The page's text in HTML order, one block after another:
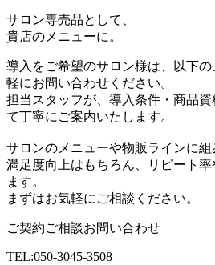
サロン専売品として、
貴店のメニューに。
導入をご希望のサロン様は、以下
軽にお問い合わせください。
担当スタッフが、導入条件・商品
て丁寧にご案内いたします。
サロンのメニューや物販ラインに
満足度向上はもちろん、リピート
ます。
まずはお気軽にご相談ください。
ご契約ご相談お問い合わせ
TEL:050-3045-3508